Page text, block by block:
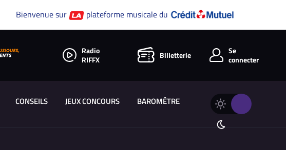
Bienvenue sur plateforme musicale du
Radio
RIFFX
Billetterie
Se
connecter
CONSEILS JEUX CONCOURS BAROMÈTRE
Changer
thème
Thème